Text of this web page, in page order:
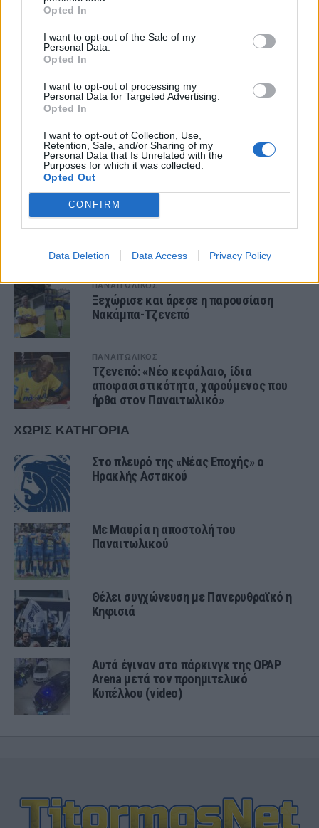
Opted In
I want to opt-out of the Sale of my
Personal Data.
Opted In
I want to opt-out of processing my
Personal Data for Targeted Advertising.
Opted In
I want to opt-out of Collection, Use,
Retention, Sale, and/or Sharing of my
Personal Data that Is Unrelated with the
Purposes for which it was collected.
Opted Out
CONFIRM
Data Deletion Data Access Privacy Policy
προπόνηση του Ιωνικού. Ενώπιον όλων
συνεχίσει με την ομάδα.
υπέπεσε στο χθεσινό παιχνίδι με τους
Ηπειρώτες. Για… θέματα συμπεριφοράς,
σύμφωνα με όσα ισχυρίστηκε. Περίεργα
πράγματα…
ΤΕΛΕΥΤΑΙΑ ΝΕΑ
ΠΑΝΑΙΤΩΛΙΚΟΣ
Ξεχώρισε και άρεσε η παρουσίαση
Νακάμπα-Τζενεπό
ΠΑΝΑΙΤΩΛΙΚΟΣ
Τζενεπό: «Νέο κεφάλαιο, ίδια
αποφασιστικότητα, χαρούμενος που
ήρθα στον Παναιτωλικό»
ΧΩΡΊΣ ΚΑΤΗΓΟΡΊΑ
Στο πλευρό της «Νέας Εποχής» ο
Ηρακλής Αστακού
Με Μαυρία η αποστολή του
Παναιτωλικού
Θέλει συγχώνευση με Πανερυθραϊκό η
Κηφισιά
Αυτά έγιναν στο πάρκινγκ της OPAP
Arena μετά τον προημιτελικό
Κυπέλλου (video)